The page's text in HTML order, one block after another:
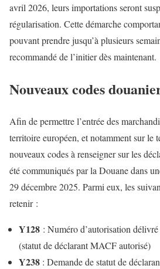
avril 2026, leurs importations seront
régularisation. Cette démarche
pouvant prendre jusqu’à plusieurs
recommandé de l’initier dès maintenant.
Nouveaux codes
Afin de permettre l’entrée des
territoire européen, et notamment sur le
nouveaux codes à renseigner sur les
été communiqués par la Douane dans
29 décembre 2025. Parmi eux, les
retenir :
Y128 : Numéro d’autorisation
(statut de déclarant MACF autorisé)​
Y238 : Demande de statut de